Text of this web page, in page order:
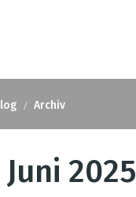
Archiv
2025